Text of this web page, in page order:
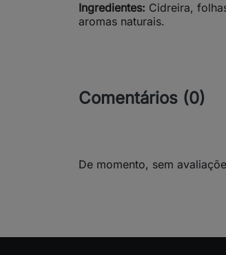
Ingredientes: Cidreira,
aromas naturais.
Comentários (0)
De momento, sem